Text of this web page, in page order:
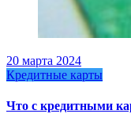
20 марта 2024
Кредитные карты
Что с кредитными